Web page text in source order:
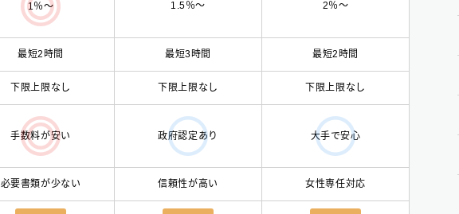
1％〜 1.5％〜 2％〜
最短2時間 最短3時間 最短2時間
下限上限なし 下限上限なし 下限上限なし
手数料が安い 政府認定あり 大手で安心
必要書類が少ない 信頼性が高い 女性専任対応